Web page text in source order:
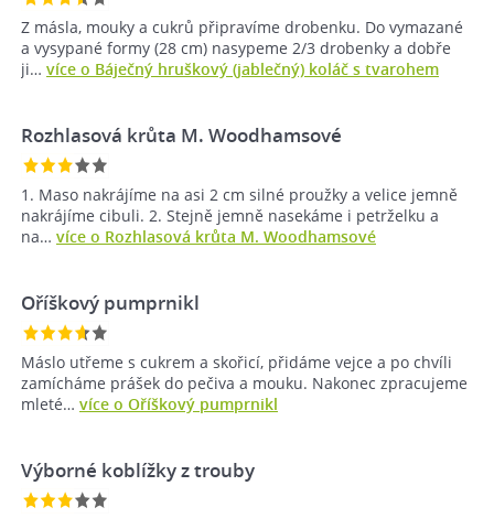
Z másla, mouky a cukrů připravíme drobenku. Do vymazané
a vysypané formy (28 cm) nasypeme 2/3 drobenky a dobře
ji… více o Báječný hruškový (jablečný) koláč s tvarohem
Rozhlasová krůta M. Woodhamsové
1. Maso nakrájíme na asi 2 cm silné proužky a velice jemně
nakrájíme cibuli. 2. Stejně jemně nasekáme i petrželku a
na… více o Rozhlasová krůta M. Woodhamsové
Oříškový pumprnikl
Máslo utřeme s cukrem a skořicí, přidáme vejce a po chvíli
zamícháme prášek do pečiva a mouku. Nakonec zpracujeme
mleté… více o Oříškový pumprnikl
Výborné koblížky z trouby